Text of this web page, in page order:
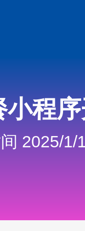
小程
2025/1/